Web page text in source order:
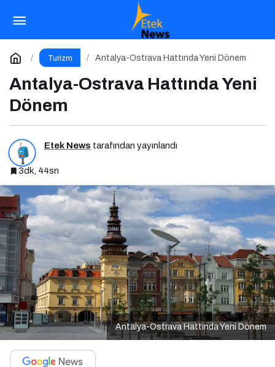
Turizm Antalya-Ostrava Hattında Yeni Dönem
Antalya-Ostrava Hattında Yeni
Dönem
Etek News tarafından yayınlandı
3dk, 44sn
Antalya-Ostrava Hattında Yeni Dönem
Bayram Hareketliliği Avrupa Hayallerini
Tetikledi
Yorum Yap